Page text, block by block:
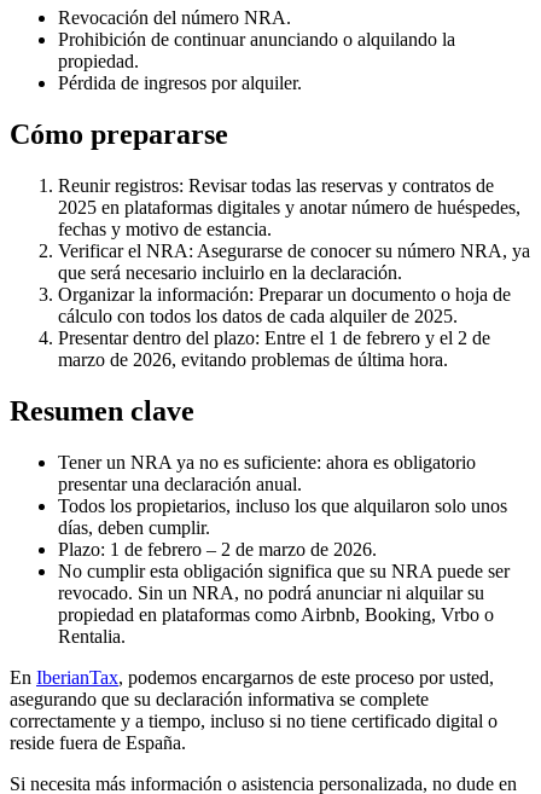
Revocación del número NRA.
Prohibición de continuar anunciando o alquilando la
propiedad.
Pérdida de ingresos por alquiler.
Cómo prepararse
Reunir registros: Revisar todas las reservas y contratos de
2025 en plataformas digitales y anotar número de huéspedes,
fechas y motivo de estancia.
Verificar el NRA: Asegurarse de conocer su número NRA, ya
que será necesario incluirlo en la declaración.
Organizar la información: Preparar un documento o hoja de
cálculo con todos los datos de cada alquiler de 2025.
Presentar dentro del plazo: Entre el 1 de febrero y el 2 de
marzo de 2026, evitando problemas de última hora.
Resumen clave
Tener un NRA ya no es suficiente: ahora es obligatorio
presentar una declaración anual.
Todos los propietarios, incluso los que alquilaron solo unos
días, deben cumplir.
Plazo: 1 de febrero – 2 de marzo de 2026.
No cumplir esta obligación significa que su NRA puede ser
revocado. Sin un NRA, no podrá anunciar ni alquilar su
propiedad en plataformas como Airbnb, Booking, Vrbo o
Rentalia.
En IberianTax, podemos encargarnos de este proceso por usted,
asegurando que su declaración informativa se complete
correctamente y a tiempo, incluso si no tiene certificado digital o
reside fuera de España.
Si necesita más información o asistencia personalizada, no dude en